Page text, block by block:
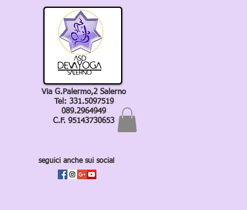
Via G.Palermo,2 Salerno
Tel: 331.5097519
089.2964949
C.F. 95143730653
seguici anche sui social